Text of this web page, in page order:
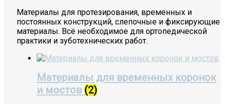
Материалы для протезирования, временных и
постоянных конструкций, слепочные и фиксирующие
материалы. Всё необходимое для ортопедической
практики и зуботехнических работ.
Материалы для временных коронок
и мостов (2)